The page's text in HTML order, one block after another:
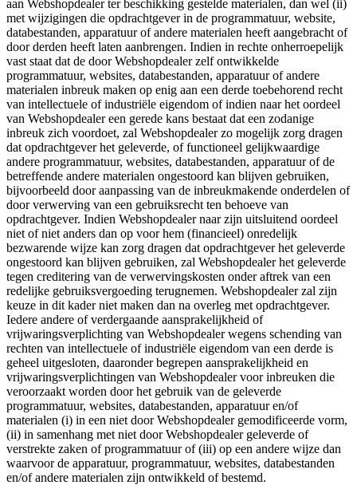
aan Webshopdealer ter beschikking gestelde materialen, dan wel (ii)
met wijzigingen die opdrachtgever in de programmatuur, website,
databestanden, apparatuur of andere materialen heeft aangebracht of
door derden heeft laten aanbrengen. Indien in rechte onherroepelijk
vast staat dat de door Webshopdealer zelf ontwikkelde
programmatuur, websites, databestanden, apparatuur of andere
materialen inbreuk maken op enig aan een derde toebehorend recht
van intellectuele of industriële eigendom of indien naar het oordeel
van Webshopdealer een gerede kans bestaat dat een zodanige
inbreuk zich voordoet, zal Webshopdealer zo mogelijk zorg dragen
dat opdrachtgever het geleverde, of functioneel gelijkwaardige
andere programmatuur, websites, databestanden, apparatuur of de
betreffende andere materialen ongestoord kan blijven gebruiken,
bijvoorbeeld door aanpassing van de inbreukmakende onderdelen of
door verwerving van een gebruiksrecht ten behoeve van
opdrachtgever. Indien Webshopdealer naar zijn uitsluitend oordeel
niet of niet anders dan op voor hem (financieel) onredelijk
bezwarende wijze kan zorg dragen dat opdrachtgever het geleverde
ongestoord kan blijven gebruiken, zal Webshopdealer het geleverde
tegen creditering van de verwervingskosten onder aftrek van een
redelijke gebruiksvergoeding terugnemen. Webshopdealer zal zijn
keuze in dit kader niet maken dan na overleg met opdrachtgever.
Iedere andere of verdergaande aansprakelijkheid of
vrijwaringsverplichting van Webshopdealer wegens schending van
rechten van intellectuele of industriële eigendom van een derde is
geheel uitgesloten, daaronder begrepen aansprakelijkheid en
vrijwaringsverplichtingen van Webshopdealer voor inbreuken die
veroorzaakt worden door het gebruik van de geleverde
programmatuur, websites, databestanden, apparatuur en/of
materialen (i) in een niet door Webshopdealer gemodificeerde vorm,
(ii) in samenhang met niet door Webshopdealer geleverde of
verstrekte zaken of programmatuur of (iii) op een andere wijze dan
waarvoor de apparatuur, programmatuur, websites, databestanden
en/of andere materialen zijn ontwikkeld of bestemd.